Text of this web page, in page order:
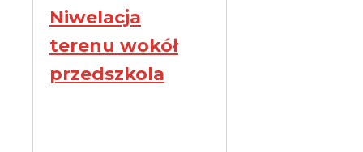
Niwelacja
terenu wokół
przedszkola